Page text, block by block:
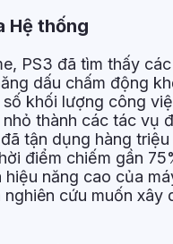
Hệ thống
PS3 đã tìm thấy
dấu chấm động
khối lượng công
thành các tác vụ
tận dụng hàng
điểm chiếm gần
năng cao của
cứu muốn xây